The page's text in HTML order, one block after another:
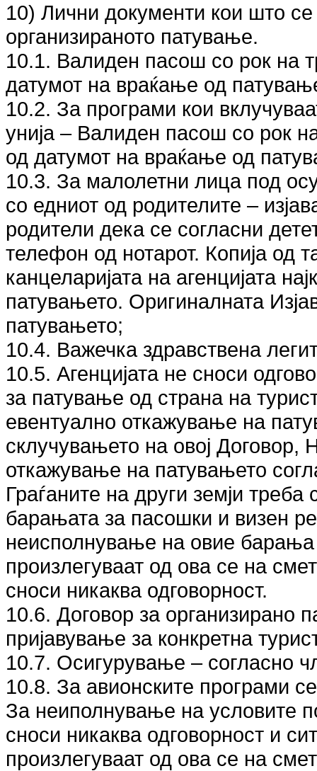
10) Лични документи кои што
организираното патување.
10.1. Валиден пасош со рок на
датумот на враќање од
10.2. За програми кои
унија – Валиден пасош со рок
од датумот на враќање од
10.3. За малолетни лица под
со едниот од родителите –
родители дека се согласни
телефон од нотарот. Копија од
канцеларијата на агенцијата
патувањето. Оригиналната
патувањето;
10.4. Важечка здравствена
10.5. Агенцијата не сноси
за патување од страна на
евентуално откажување на
склучувањето на овој
откажување на патувањето
Граѓаните на други земји
барањата за пасошки и визен
неисполнување на овие барања
произлегуваат од ова се на
сноси никаква одговорност.
10.6. Договор за организирано
пријавување за конкретна
10.7. Осигурување – согласно
10.8. За авионските програми
За неиполнување на условите
сноси никаква одговорност и
произлегуваат од ова се на